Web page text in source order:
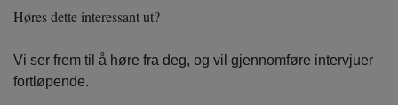
Høres dette interessant ut?
Vi ser frem til å høre fra deg, og vil gjennomføre intervjuer
fortløpende.